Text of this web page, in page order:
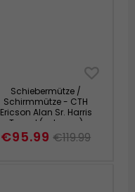
Schiebermütze /
Schirmmütze - CTH
Ericson Alan Sr. Harris
Tweed (schwarz)
€95.99 €119.99